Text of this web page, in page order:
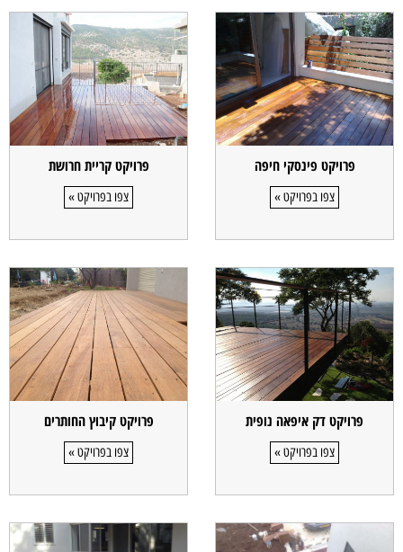
פרויקט פינסקי חיפה
צפו בפרויקט »
פרויקט קריית חרושת
צפו בפרויקט »
פרויקט דק איפאה נופית
צפו בפרויקט »
פרויקט קיבוץ החותרים
צפו בפרויקט »